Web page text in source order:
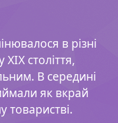
в різні
століття,
В середині
як вкрай